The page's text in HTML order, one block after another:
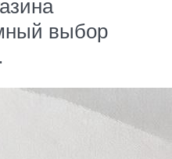
выбор